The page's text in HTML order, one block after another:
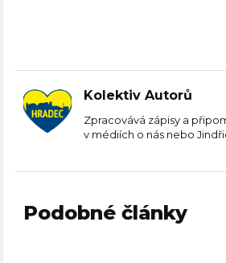
Kolektiv Autorů
Zpracovává zápisy a
v médiích o nás nebo
Podobné články